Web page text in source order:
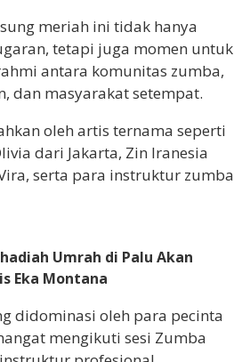
meriah ini tidak hanya
tetapi juga momen untuk
antara komunitas zumba,
dan masyarakat setempat.
oleh artis ternama seperti
dari Jakarta, Zin Iranesia
serta para instruktur zumba
Umrah di Palu Akan
Eka Montana
didominasi oleh para pecinta
mengikuti sesi Zumba